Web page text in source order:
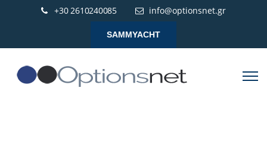
+30 2610240085 info@optionsnet.gr
SAMMYACHT